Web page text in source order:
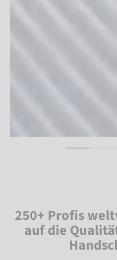
250+ Profis
auf die